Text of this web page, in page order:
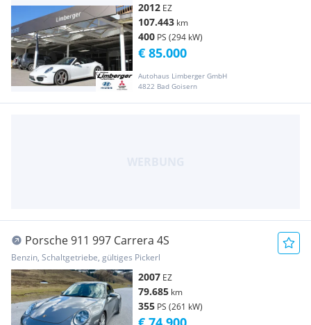
2012 EZ
107.443 km
400 PS (294 kW)
Autohaus Limberger GmbH
4822 Bad Goisern
€ 85.000
Porsche 911 997 Carrera 4S
Benzin, Schaltgetriebe, gültiges Pickerl
2007 EZ
79.685 km
355 PS (261 kW)